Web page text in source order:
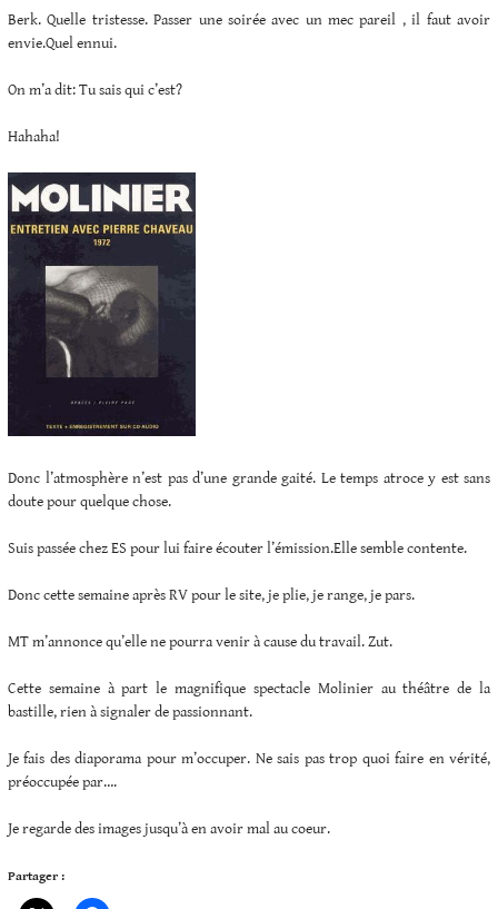
Berk. Quelle tristesse. Passer une soirée avec un mec pareil , il faut avoir
envie.Quel ennui.
On m’a dit: Tu sais qui c’est?
Hahaha!
Donc l’atmosphère n’est pas d’une grande gaité. Le temps atroce y est sans
doute pour quelque chose.
Suis passée chez ES pour lui faire écouter l’émission.Elle semble contente.
Donc cette semaine après RV pour le site, je plie, je range, je pars.
MT m’annonce qu’elle ne pourra venir à cause du travail. Zut.
Cette semaine à part le magnifique spectacle Molinier au théâtre de la
bastille, rien à signaler de passionnant.
Je fais des diaporama pour m’occuper. Ne sais pas trop quoi faire en vérité,
préoccupée par….
Je regarde des images jusqu’à en avoir mal au coeur.
Partager :